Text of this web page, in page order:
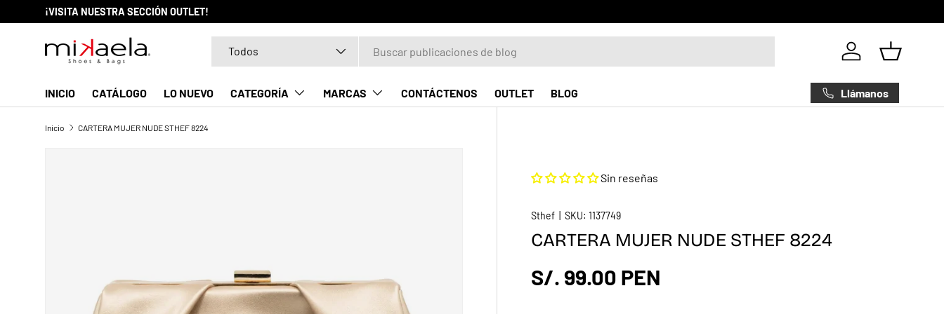
IR AL CONTENIDO
¡VISITA NUESTRA SECCIÓN OUTLET!
Todos
Iniciar sesión
Cesta
INICIO CATÁLOGO LO NUEVO CATEGORÍA MARCAS CONTÁCTENOS OUTLET BLOG Llámanos
Inicio CARTERA MUJER NUDE STHEF 8224
Sin reseñas
Sthef |SKU: 1137749
CARTERA MUJER NUDE STHEF 8224
S/. 99.00 PEN